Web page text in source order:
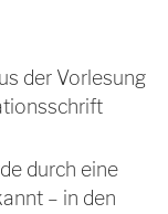
der Vorlesung
durch eine
– in den